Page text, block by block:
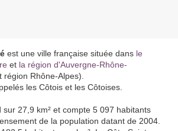
est une ville française située dans le
et la région d'Auvergne-Rhône-
région Rhône-Alpes).
les Côtois et les Côtoises.
27,9 km² et compte 5 097 habitants
de la population datant de 2004.